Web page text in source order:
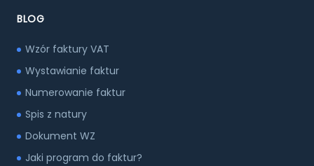
BLOG
Wzór faktury VAT
Wystawianie faktur
Numerowanie faktur
Spis z natury
Dokument WZ
Jaki program do faktur?